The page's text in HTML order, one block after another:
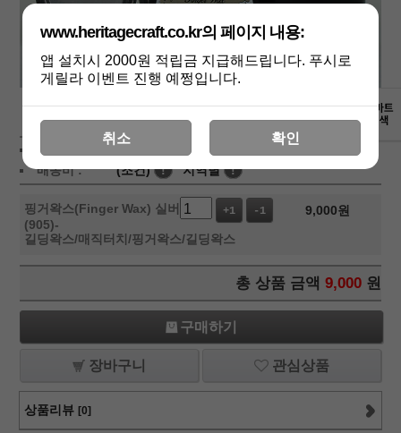
상품가 : 적립금:1000원
배송비 : (조건) ! 지역별 !
핑거왁스(Finger Wax) 실버
(905)-
길딩왁스/매직터치/핑거왁스/길딩왁스
+1 -1 9,000원
총 상품 금액 9,000 원
구매하기
장바구니 관심상품
상품리뷰 [0]
www.heritagecraft.co.kr의 페이지 내용:
앱 설치시 2000원 적립금 지급해드립니다. 푸시로
게릴라 이벤트 진행 예쩡입니다.
취소 확인